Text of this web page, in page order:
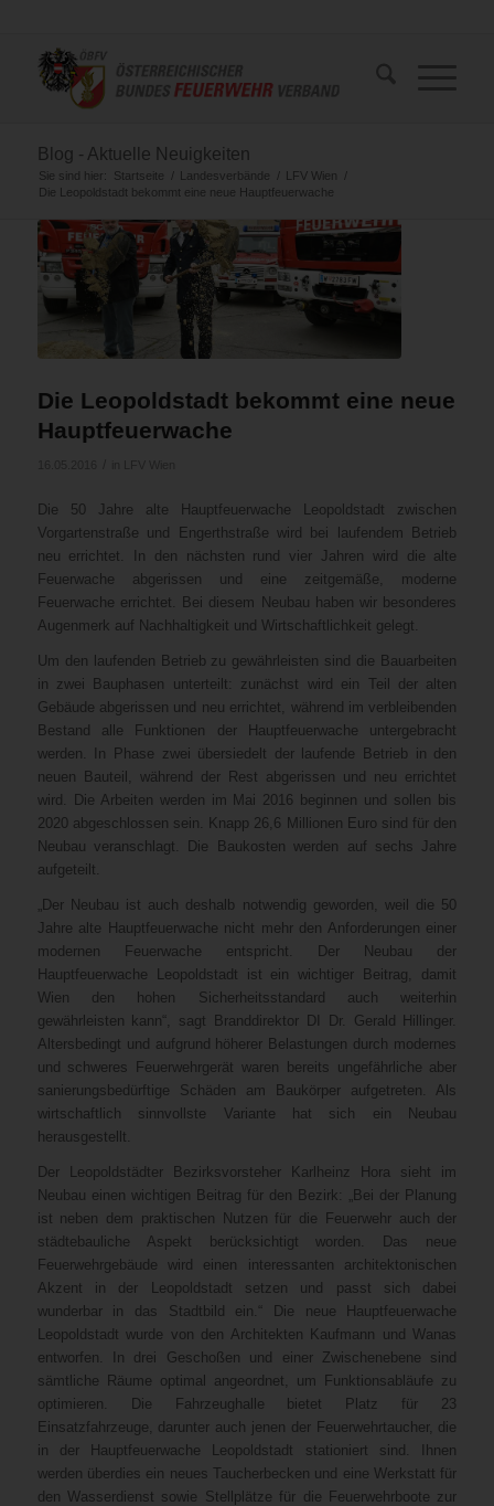
Blog - Aktuelle Neuigkeiten
Sie sind hier: Startseite / Landesverbände / LFV Wien
/
Die Leopoldstadt bekommt eine neue Hauptfeuerwache
Die Leopoldstadt bekommt eine neue
Hauptfeuerwache
Die 50 Jahre alte Hauptfeuerwache Leopoldstadt zwischen
Vorgartenstraße und Engerthstraße wird bei laufendem Betrieb
neu errichtet. In den nächsten rund vier Jahren wird die alte
Feuerwache abgerissen und eine zeitgemäße, moderne
Feuerwache errichtet. Bei diesem Neubau haben wir besonderes
Augenmerk auf Nachhaltigkeit und Wirtschaftlichkeit gelegt.
Um den laufenden Betrieb zu gewährleisten sind die Bauarbeiten
in zwei Bauphasen unterteilt: zunächst wird ein Teil der alten
Gebäude abgerissen und neu errichtet, während im verbleibenden
Bestand alle Funktionen der Hauptfeuerwache untergebracht
werden. In Phase zwei übersiedelt der laufende Betrieb in den
neuen Bauteil, während der Rest abgerissen und neu errichtet
wird. Die Arbeiten werden im Mai 2016 beginnen und sollen bis
2020 abgeschlossen sein. Knapp 26,6 Millionen Euro sind für den
Neubau veranschlagt. Die Baukosten werden auf sechs Jahre
aufgeteilt.
„Der Neubau ist auch deshalb notwendig geworden, weil die 50
Jahre alte Hauptfeuerwache nicht mehr den Anforderungen einer
modernen Feuerwache entspricht. Der Neubau der
Hauptfeuerwache Leopoldstadt ist ein wichtiger Beitrag, damit
Wien den hohen Sicherheitsstandard auch weiterhin
gewährleisten kann“, sagt Branddirektor DI Dr. Gerald Hillinger.
Altersbedingt und aufgrund höherer Belastungen durch modernes
und schweres Feuerwehrgerät waren bereits ungefährliche aber
sanierungsbedürftige Schäden am Baukörper aufgetreten. Als
wirtschaftlich sinnvollste Variante hat sich ein Neubau
herausgestellt.
Der Leopoldstädter Bezirksvorsteher Karlheinz Hora sieht im
Neubau einen wichtigen Beitrag für den Bezirk: „Bei der Planung
ist neben dem praktischen Nutzen für die Feuerwehr auch der
städtebauliche Aspekt berücksichtigt worden. Das neue
Feuerwehrgebäude wird einen interessanten architektonischen
Akzent in der Leopoldstadt setzen und passt sich dabei
wunderbar in das Stadtbild ein.“ Die neue Hauptfeuerwache
Leopoldstadt wurde von den Architekten Kaufmann und Wanas
entworfen. In drei Geschoßen und einer Zwischenebene sind
sämtliche Räume optimal angeordnet, um Funktionsabläufe zu
optimieren. Die Fahrzeughalle bietet Platz für 23
Einsatzfahrzeuge, darunter auch jenen der Feuerwehrtaucher, die
in der Hauptfeuerwache Leopoldstadt stationiert sind. Ihnen
werden überdies ein neues Taucherbecken und eine Werkstatt für
den Wasserdienst sowie Stellplätze für die Feuerwehrboote zur